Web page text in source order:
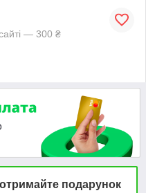
— 300 ₴
подарунок